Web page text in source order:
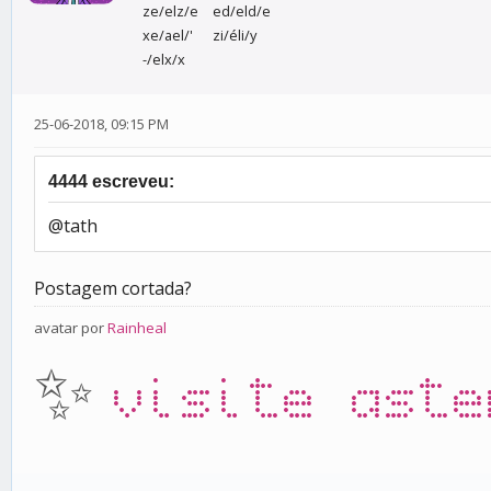
ze/elz/e
ed/eld/e
xe/ael/'
zi/éli/y
-/elx/x
25-06-2018, 09:15 PM
4444 escreveu:
@tath
Postagem cortada?
avatar porRainheal
✨ visite